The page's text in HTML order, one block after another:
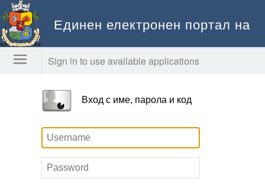
Единен електронен портал на
Столична община
Sign in to use available applications
Вход с име, парола и код